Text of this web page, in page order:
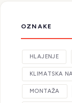
OZNAKE
HLAJENJE
KLIMATSKA
MONTAŽA